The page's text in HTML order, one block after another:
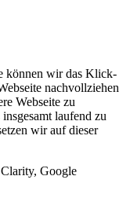
können wir das Klick-
nachvollziehen
Webseite zu
laufend zu
wir auf dieser
Google